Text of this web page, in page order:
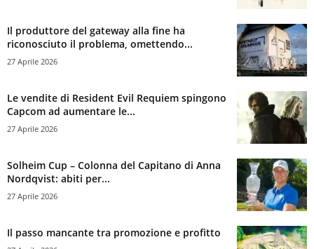
Il produttore del gateway alla fine ha
riconosciuto il problema, omettendo...
27 Aprile 2026
Le vendite di Resident Evil Requiem spingono
Capcom ad aumentare le...
27 Aprile 2026
Solheim Cup – Colonna del Capitano di Anna
Nordqvist: abiti per...
27 Aprile 2026
Il passo mancante tra promozione e profitto